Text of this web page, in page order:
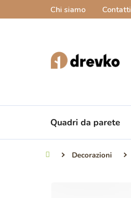
Chi siamo Contatti
Quadri da parete
Casa Decorazioni